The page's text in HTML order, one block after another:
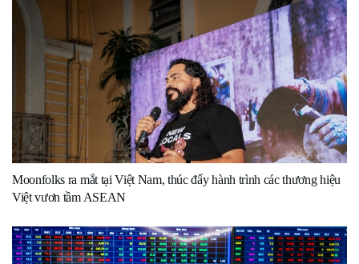
Moonfolks ra mắt tại Việt Nam, thúc đẩy hành trình các thương hiệu
Việt vươn tầm ASEAN